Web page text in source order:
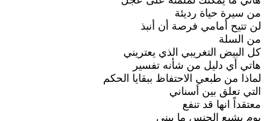
من سيرة حياة رديئة
لن تتيح أمامي فرصة أن أنبذ
من السلة
كل البيض التغريبي الذي يعتريني
هاتي أي دليل من شأنه تفسير
لماذا من طبعي الاحتفاظ ببقايا الحكم
التي تعلق بين أسناني
معتقداً انها قد تنفع
يوم يشيع الجنس ما بيني